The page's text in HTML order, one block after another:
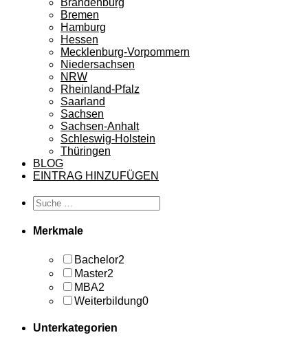
Brandenburg
Bremen
Hamburg
Hessen
Mecklenburg-Vorpommern
Niedersachsen
NRW
Rheinland-Pfalz
Saarland
Sachsen
Sachsen-Anhalt
Schleswig-Holstein
Thüringen
BLOG
EINTRAG HINZUFÜGEN
Merkmale
Bachelor2
Master2
MBA2
Weiterbildung0
Unterkategorien